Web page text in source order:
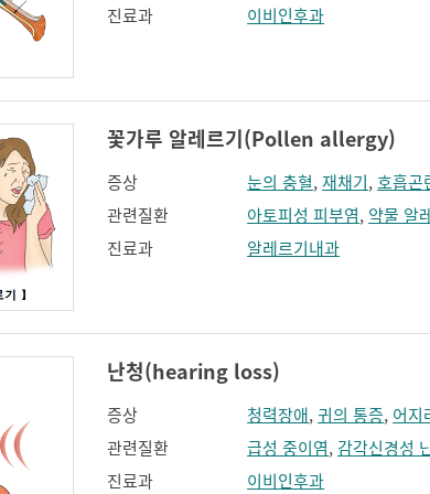
진료과
이비인후과
꽃가루 알레르기(Pollen allergy)
증상 눈의 충혈,재채기,호흡곤
관련질환
아토피성 피부염, 약물 알
진료과
알레르기내과
난청(hearing loss)
증상 청력장애,귀의 통증, 어지
관련질환
급성 중이염, 감각신경성
진료과
이비인후과